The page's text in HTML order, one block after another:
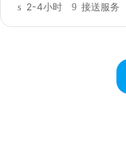
2-4小时 接送服务